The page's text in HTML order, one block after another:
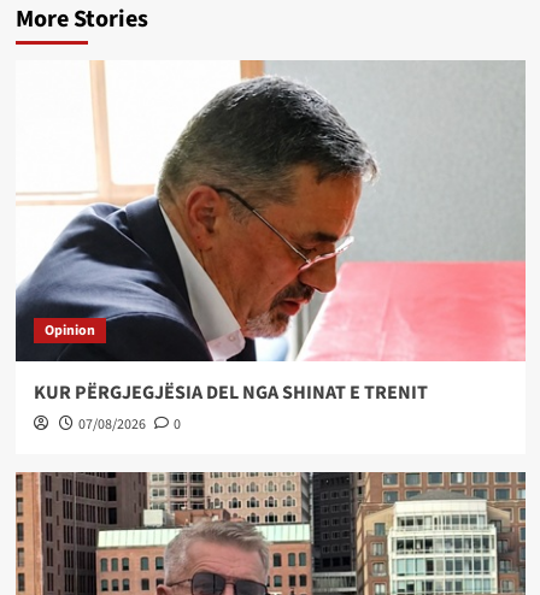
More Stories
Opinion
KUR PËRGJEGJËSIA DEL NGA SHINAT E TRENIT
07/08/2026 0